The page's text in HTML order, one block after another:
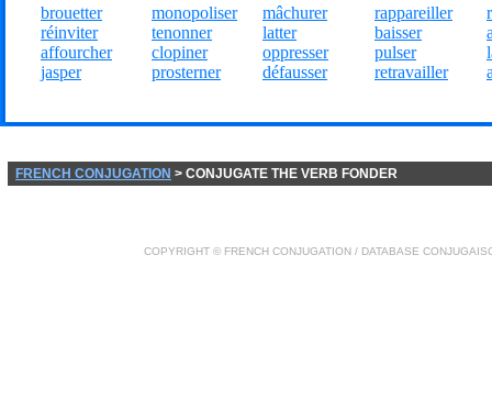
brouetter
réinviter
affourcher
jasper
monopoliser
tenonner
clopiner
prosterner
mâchurer
latter
oppresser
défausser
rappareiller
baisser
pulser
retravailler
FRENCH CONJUGATION > CONJUGATE THE VERB FONDER
COPYRIGHT © FRENCH CONJUGATION / DATABASE